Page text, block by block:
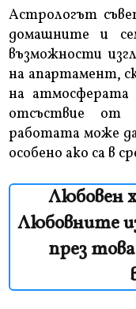
Астрологът
домашните и
възможности
на апартамент,
на
отсъствие от
работата може
особено ако са в
Любовен
Любовните
през